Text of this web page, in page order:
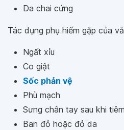
Da chai cứng
Tác dụng phụ hiếm gặp của
Ngất xỉu
Co giật
Sốc phản vệ
Phù mạch
Sưng chân tay sau khi tiêm
Ban đỏ hoặc đỏ da